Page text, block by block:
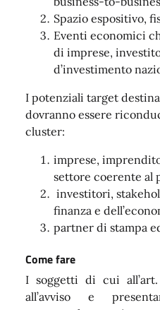
Spazio espositivo,
Eventi economici
di imprese,
d’investimento
I potenziali target
dovranno essere
cluster:
imprese,
settore coerente al
investitori,
finanza e
partner di stampa
Come fare
I soggetti di cui
all’avviso e